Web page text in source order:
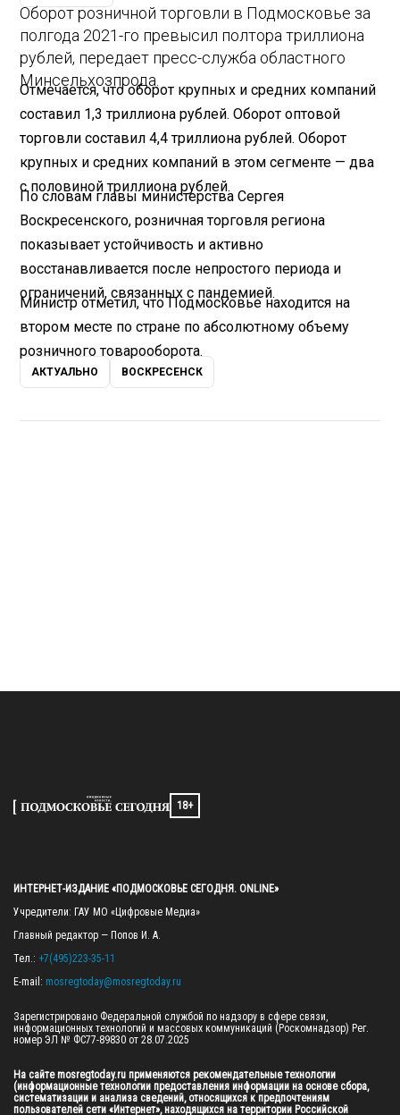
Оборот розничной торговли в Подмосковье за
полгода 2021-го превысил полтора триллиона
рублей, передает пресс-служба областного
Минсельхозпрода.
Отмечается, что оборот крупных и средних компаний
составил 1,3 триллиона рублей. Оборот оптовой
торговли составил 4,4 триллиона рублей. Оборот
крупных и средних компаний в этом сегменте — два
с половиной триллиона рублей.
По словам главы министерства Сергея
Воскресенского, розничная торговля региона
показывает устойчивость и активно
восстанавливается после непростого периода и
ограничений, связанных с пандемией.
Министр отметил, что Подмосковье находится на
втором месте по стране по абсолютному объему
розничного товарооборота.
АКТУАЛЬНО ВОСКРЕСЕНСК
18+
ИНТЕРНЕТ-ИЗДАНИЕ «ПОДМОСКОВЬЕ СЕГОДНЯ. ONLINE»
Учредители: ГАУ МО «Цифровые Медиа»
Главный редактор — Попов И. А.
Тел.: +7(495)223-35-11
E-mail: mosregtoday@mosregtoday.ru
Зарегистрировано Федеральной службой по надзору в сфере связи,
информационных технологий и массовых коммуникаций (Роскомнадзор) Рег.
номер ЭЛ № ФС77-89830 от 28.07.2025
На сайте mosregtoday.ru применяются рекомендательные технологии
(информационные технологии предоставления информации на основе сбора,
систематизации и анализа сведений, относящихся к предпочтениям
пользователей сети «Интернет», находящихся на территории Российской